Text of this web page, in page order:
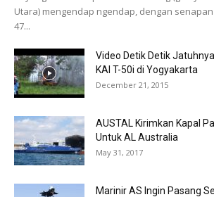
Utara) mengendap ngendap, dengan
47...
Video Detik Detik
KAI T-50i di Yogyakarta
December 21, 2015
AUSTAL Kirimkan Kapal
Untuk AL Australia
May 31, 2017
Marinir AS Ingin Pasang